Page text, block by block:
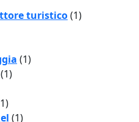
turistico(1)
(1)
(1)
(1)